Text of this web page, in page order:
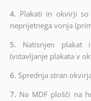
4. Plakati in okvirji
neprijetnega vonja
5. Natisnjen plakat
(vstavljanje plakata v
6. Sprednja stran
7. Na MDF plošči na